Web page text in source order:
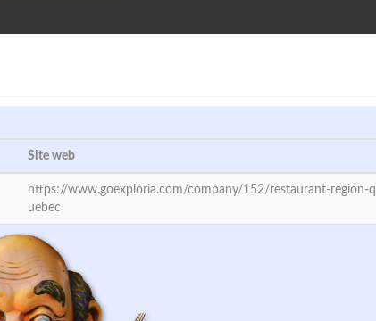
Site web
https://www.goexploria.com/company/152/restaurant-region-q
uebec